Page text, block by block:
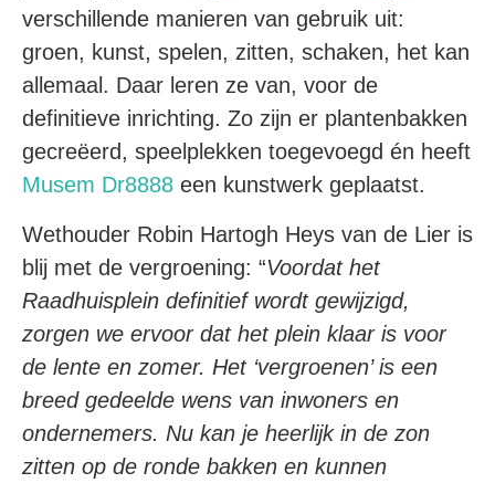
verschillende manieren van gebruik uit:
groen, kunst, spelen, zitten, schaken, het kan
allemaal. Daar leren ze van, voor de
definitieve inrichting. Zo zijn er plantenbakken
gecreëerd, speelplekken toegevoegd én heeft
Musem Dr8888 een kunstwerk geplaatst.
Wethouder Robin Hartogh Heys van de Lier is
blij met de vergroening: “Voordat het
Raadhuisplein definitief wordt gewijzigd,
zorgen we ervoor dat het plein klaar is voor
de lente en zomer. Het ‘vergroenen’ is een
breed gedeelde wens van inwoners en
ondernemers. Nu kan je heerlijk in de zon
zitten op de ronde bakken en kunnen